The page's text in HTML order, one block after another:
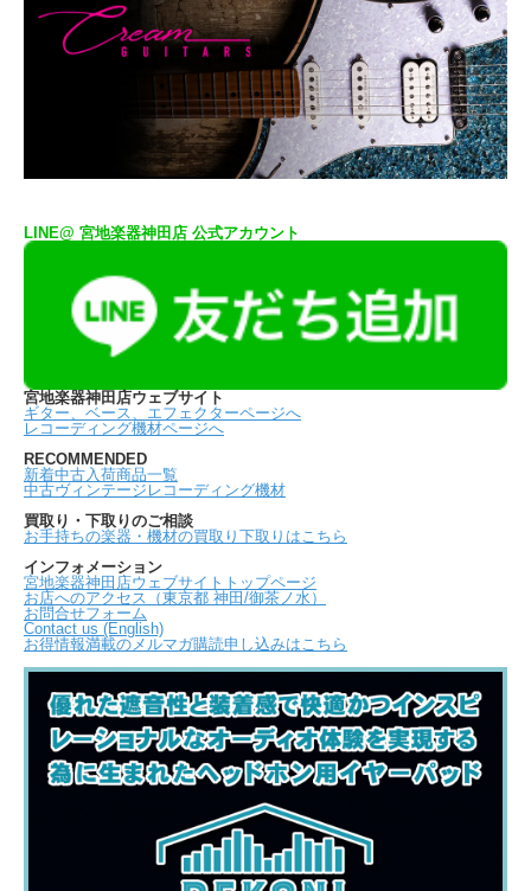
LINE@ 宮地楽器神田店 公式アカウント
宮地楽器神田店ウェブサイト
ギター、ベース、エフェクターページへ
レコーディング機材ページへ
RECOMMENDED
新着中古入荷商品一覧
中古ヴィンテージレコーディング機材
買取り・下取りのご相談
お手持ちの楽器・機材の買取り下取りはこちら
インフォメーション
宮地楽器神田店ウェブサイトトップページ
お店へのアクセス（東京都 神田/御茶ノ水）
お問合せフォーム
Contact us (English)
お得情報満載のメルマガ購読申し込みはこちら